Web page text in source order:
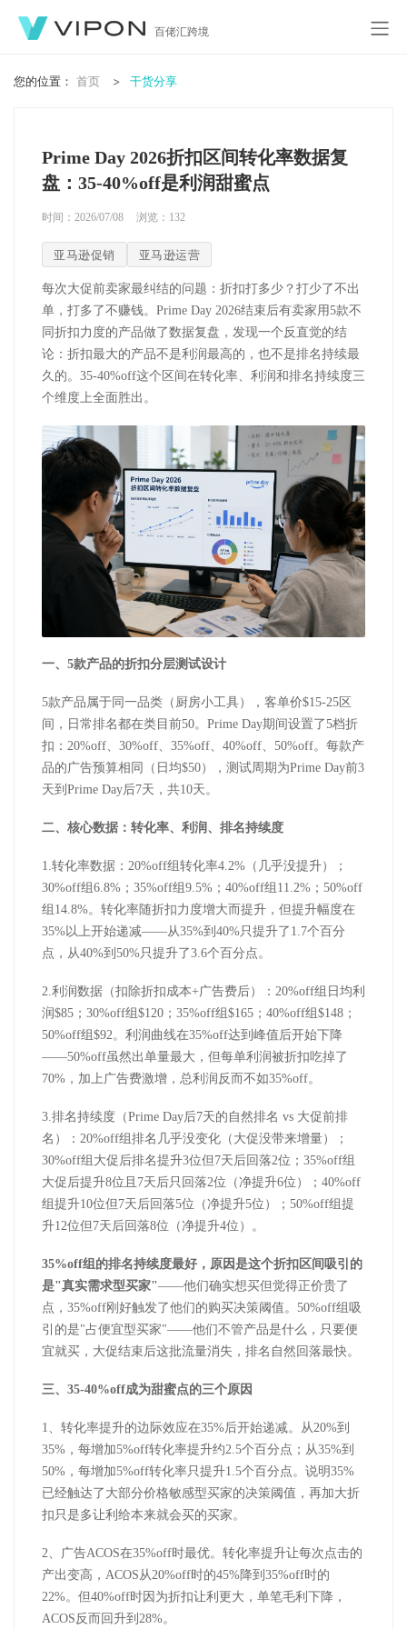
百佬汇跨境
您的位置： 首页 干货分享
Prime Day 2026折扣区间转化率数据复
盘：35-40%off是利润甜蜜点
时间：2026/07/08 浏览： 132
亚马逊促销 亚马逊运营
每次大促前卖家最纠结的问题：折扣打多少？打少了不出
单，打多了不赚钱。 Prime Day 2026结束后有卖家用5款不
同折扣力度的产品做了数据复盘，发现一个反直觉的结
论：折扣最大的产品不是利润最高的，也不是排名持续最
久的。 35-40%off这个区间在转化率、利润和排名持续度三
个维度上全面胜出。
一、 5款产品的折扣分层测试设计
5款产品属于同一品类（厨房小工具），客单价$15-25 区
间，日常排名都在类目前50。 Prime Day期间设置了5档折
扣： 20%off、 30%off、 35%off、 40%off、 50%off。每款产
品的广告预算相同（日均$50），测试周期为Prime Day前3
天到 Prime Day后7天，共10天。
二、核心数据：转化率、利润、排名持续度
1.转化率数据 ： 20%off组转化率4.2% （几乎没提升）；
30%off组 6.8% ； 35%off组 9.5% ； 40%off组 11.2% ； 50%off
组 14.8%。转化率随折扣力度增大而提升，但提升幅度在
35%以上开始递减——从35%到 40%只提升了 1.7个百分
点，从40%到 50%只提升了3.6个百分点。
2.利润数据（扣除折扣成本+广告费后）： 20%off组日均利
润$85 ； 30%off组 $120 ； 35%off组 $165 ； 40%off组 $148 ；
50%off组 $92。利润曲线在35%off达到峰值后开始下降
——50%off虽然出单量最大，但每单利润被折扣吃掉了
70% ，加上广告费激增，总利润反而不如35%off。
3.排名持续度（Prime Day后7天的自然排名 vs 大促前排
名）： 20%off组排名几乎没变化（大促没带来增量）；
30%off组大促后排名提升3位但 7天后回落2位； 35%off组
大促后提升8位且 7天后只回落2位（净提升6位）； 40%off
组提升10位但 7天后回落5位（净提升5位）； 50%off组提
升12位但 7天后回落8位（净提升4位）。
35%off组的排名持续度最好，原因是这个折扣区间吸引的
是"真实需求型买家"——他们确实想买但觉得正价贵了
点， 35%off刚好触发了他们的购买决策阈值。 50%off组吸
引的是"占便宜型买家"——他们不管产品是什么，只要便
宜就买，大促结束后这批流量消失，排名自然回落最快。
三、 35-40%off成为甜蜜点的三个原因
1、 转化率提升的边际效应在35%后开始递减。从20%到
35% ，每增加5%off转化率提升约2.5个百分点；从35%到
50% ，每增加5%off转化率只提升1.5个百分点。说明35%
已经触达了大部分价格敏感型买家的决策阈值，再加大折
扣只是多让利给本来就会买的买家。
2、 广告ACOS在35%off时最优。转化率提升让每次点击的
产出变高， ACOS从20%off时的45%降到 35%off时的
22%。但40%off时因为折扣让利更大，单笔毛利下降，
ACOS反而回升到 28%。